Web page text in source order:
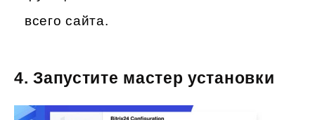
всего сайта.
4.Запустите мастер установки